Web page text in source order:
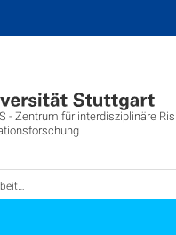
- Zentrum für interdisziplinäre
erschienen